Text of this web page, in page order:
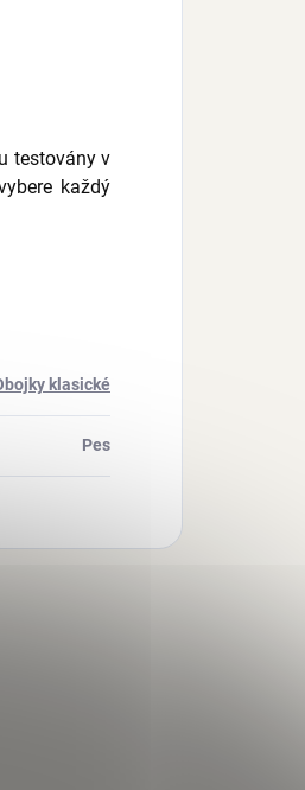
testovány v
každý
klasické
Pes